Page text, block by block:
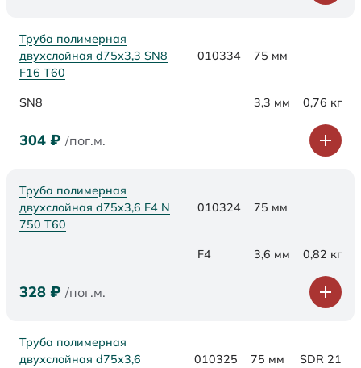
Труба полимерная
двухслойная d75х3,3 SN8
F16 Т60
010334 75 мм
SN8 3,3 мм 0,76 кг
304 ₽ /пог.м.
Труба полимерная
двухслойная d75x3,6 F4 N
750 Т60
010324 75 мм
F4 3,6 мм 0,82 кг
328 ₽ /пог.м.
Труба полимерная
двухслойная d75x3,6
010325 75 мм SDR 21